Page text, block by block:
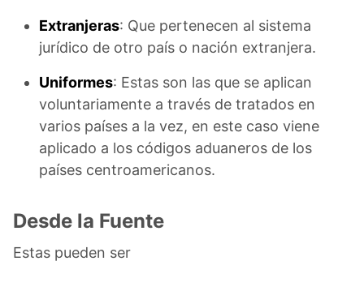
Extranjeras: Que pertenecen al sistema
jurídico de otro país o nación extranjera.
Uniformes: Estas son las que se aplican
voluntariamente a través de tratados en
varios países a la vez, en este caso viene
aplicado a los códigos aduaneros de los
países centroamericanos.
Desde la Fuente
Estas pueden ser